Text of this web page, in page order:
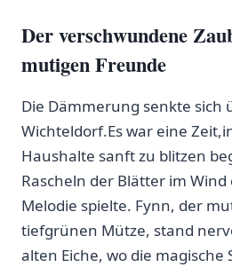
Der verschwundene
mutigen Freunde
Die Dämmerung ‍senkte ⁢sich
Wichteldorf.Es war eine
Haushalte sanft zu blitzen
Rascheln der Blätter im
Melodie spielte. Fynn, der
tiefgrünen Mütze, stand
alten Eiche, wo die magische